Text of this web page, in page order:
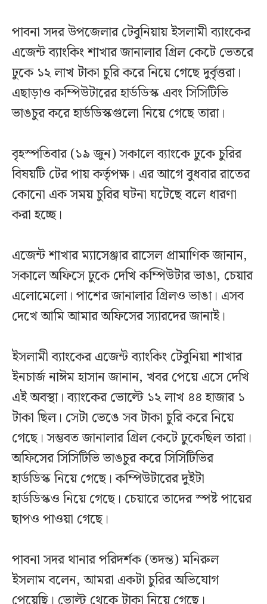
পাবনা সদর উপজেলার টেবুনিয়ায় ইসলামী ব্যাংকের
এজেন্ট ব্যাংকিং শাখার জানালার গ্রিল কেটে ভেতরে
ঢুকে ১২ লাখ টাকা চুরি করে নিয়ে গেছে দুর্বৃত্তরা।
এছাড়াও কম্পিউটারের হার্ডডিস্ক এবং সিসিটিভি
ভাঙচুর করে হার্ডডিস্কগুলো নিয়ে গেছে তারা।
বৃহস্পতিবার (১৯ জুন) সকালে ব্যাংকে ঢুকে চুরির
বিষয়টি টের পায় কর্তৃপক্ষ। এর আগে বুধবার রাতের
কোনো এক সময় চুরির ঘটনা ঘটেছে বলে ধারণা
করা হচ্ছে।
এজেন্ট শাখার ম্যাসেঞ্জার রাসেল প্রামাণিক জানান,
সকালে অফিসে ঢুকে দেখি কম্পিউটার ভাঙা, চেয়ার
এলোমেলো। পাশের জানালার গ্রিলও ভাঙা। এসব
দেখে আমি আমার অফিসের স্যারদের জানাই।
ইসলামী ব্যাংকের এজেন্ট ব্যাংকিং টেবুনিয়া শাখার
ইনচার্জ নাঈম হাসান জানান, খবর পেয়ে এসে দেখি
এই অবস্থা। ব্যাংকের ভোল্টে ১২ লাখ ৪৪ হাজার ১
টাকা ছিল। সেটা ভেঙে সব টাকা চুরি করে নিয়ে
গেছে। সম্ভবত জানালার গ্রিল কেটে ঢুকেছিল তারা।
অফিসের সিসিটিভি ভাঙচুর করে সিসিটিভির
হার্ডডিস্ক নিয়ে গেছে। কম্পিউটারের দুইটা
হার্ডডিস্কও নিয়ে গেছে। চেয়ারে তাদের স্পষ্ট পায়ের
ছাপও পাওয়া গেছে।
পাবনা সদর থানার পরিদর্শক (তদন্ত) মনিরুল
ইসলাম বলেন, আমরা একটা চুরির অভিযোগ